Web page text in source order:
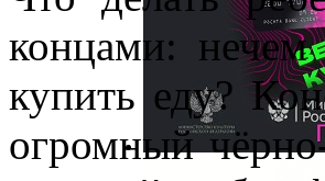
концами: нечем
купить еду?
огромный